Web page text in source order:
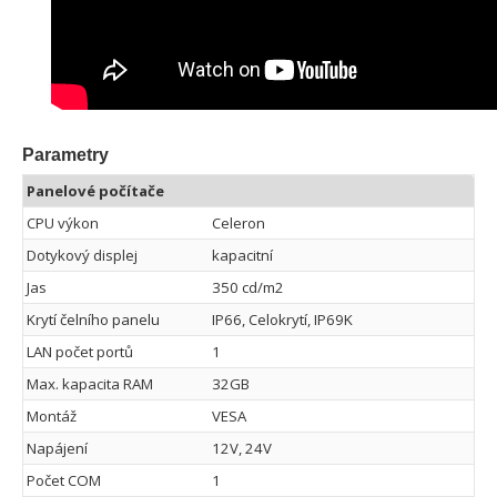
Parametry
Panelové počítače
CPU výkon
Celeron
Dotykový displej
kapacitní
Jas
350 cd/m2
Krytí čelního panelu
IP66, Celokrytí, IP69K
LAN počet portů
1
Max. kapacita RAM
32GB
Montáž
VESA
Napájení
12V, 24V
Počet COM
1